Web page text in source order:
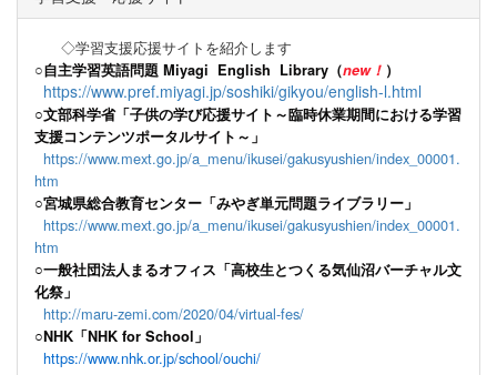
◇学習支援応援サイトを紹介します
○自主学習英語問題 Miyagi English Library（new！ ）
https://www.pref.miyagi.jp/soshiki/gikyou/english-l.html
○文部科学省「子供の学び応援サイト～臨時休業期間における学習
支援コンテンツポータルサイト～」
https://www.mext.go.jp/a_menu/ikusei/gakusyushien/index_00001.
htm
○宮城県総合教育センター「みやぎ単元問題ライブラリー」
https://www.mext.go.jp/a_menu/ikusei/gakusyushien/index_00001.
htm
○一般社団法人まるオフィス「高校生とつくる気仙沼バーチャル文
化祭」
http://maru-zemi.com/2020/04/virtual-fes/
○NHK「NHK for School」
https://www.nhk.or.jp/school/ouchi/